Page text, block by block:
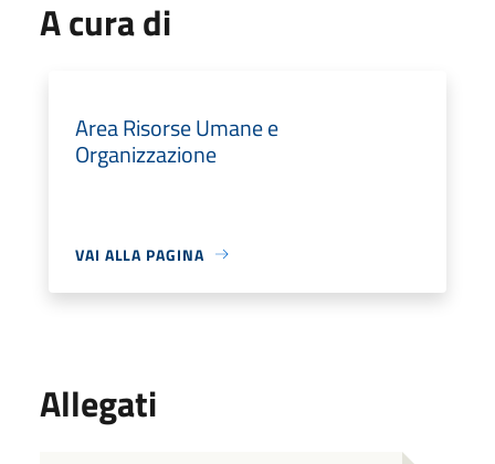
A cura di
Area Risorse Umane e
Organizzazione
VAI ALLA PAGINA
Allegati